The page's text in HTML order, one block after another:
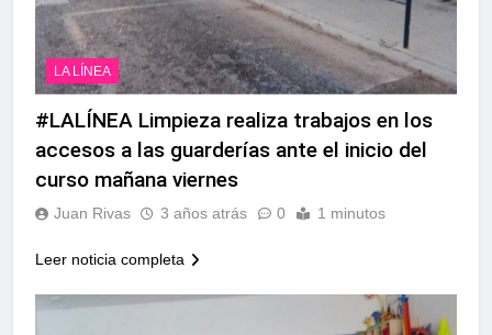
LA LÍNEA
#LALÍNEA Limpieza realiza trabajos en los
accesos a las guarderías ante el inicio del
curso mañana viernes
Juan Rivas 3 años atrás 0 1 minutos
Leer noticia completa